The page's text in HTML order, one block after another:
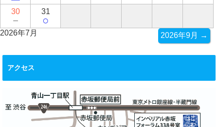
30
－
31
○
2026年7月 2026年9月 →
アクセス